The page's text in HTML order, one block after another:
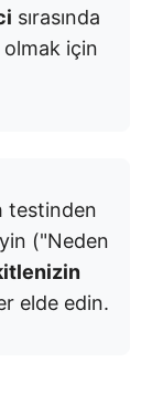
sırasında
için
testinden
("Neden
elde edin.